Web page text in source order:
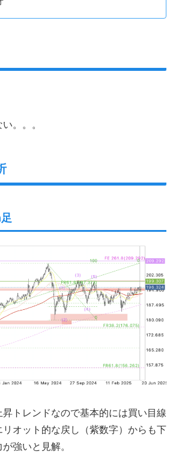
。。。
昇トレンドなので基本的には買い目線
オット的な戻し（紫数字）からも下
強いと見解。